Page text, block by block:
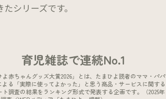
シリーズです。
育児雑誌で連続No.1
よ赤ちゃんグッズ大賞2026」とは、たまひよ読者のママ・パパ
よる「実際に使ってよかった」と思う商品・サービスに関する
ト調査の結果をランキング形式で発表する企画です。（2025年